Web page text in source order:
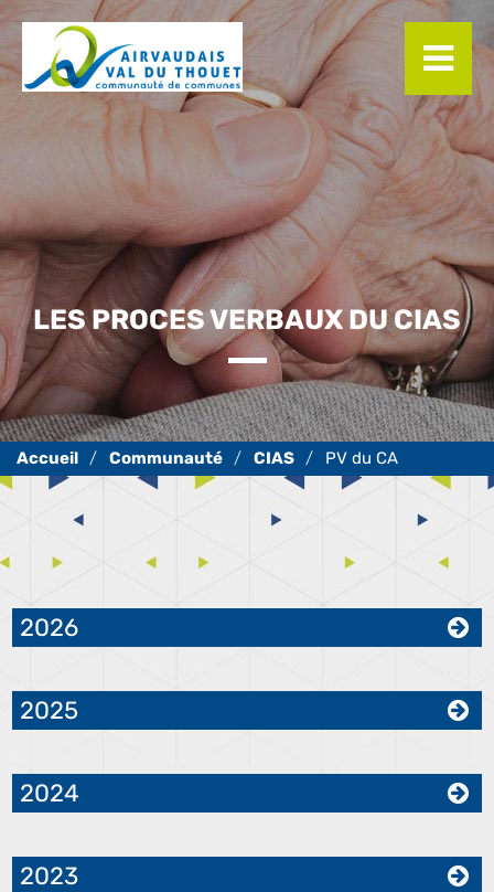
Communauté CIAS PV du CA
LES PROCES VERBAUX DU CIAS
2026
2025
2024
2023
Panneau de gestion des cookies